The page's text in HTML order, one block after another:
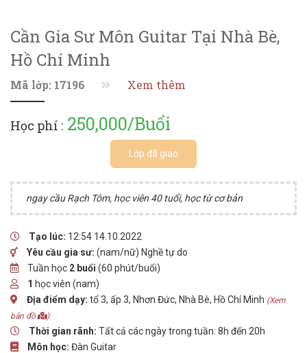
Cần Gia Sư Môn Guitar Tại Nhà Bè,
Hồ Chí Minh
Mã lớp: 17196 Xem thêm
Học phí : 250,000/Buổi
Lớp đã giao
ngay cầu Rạch Tôm, học viên 40 tuổi, học từ cơ bản
Tạo lúc: 12:54 14.10.2022
Yêu cầu gia sư: (nam/nữ) Nghề tự do
Tuần học 2 buổi (60 phút/buổi)
1 học viên (nam)
Địa điểm dạy: tổ 3, ấp 3, Nhơn Đức, Nhà Bè, Hồ Chí Minh (Xem
bản đồ
)
Thời gian rãnh: Tất cả các ngày trong tuần: 8h đến 20h
Môn học: Đàn Guitar